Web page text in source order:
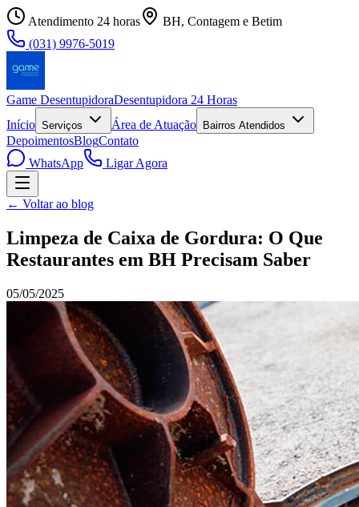
Atendimento 24 horas
BH, Contagem e Betim
(031) 9976-5019
Game DesentupidoraDesentupidora 24 Horas
Início Serviços Área de Atuação Bairros Atendidos
DepoimentosBlogContato
WhatsApp
Ligar Agora
← Voltar ao blog
Limpeza de Caixa de Gordura: O Que
Restaurantes em BH Precisam Saber
05/05/2025